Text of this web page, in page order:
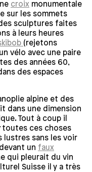
croix monumentale
sur les sommets
sculptures faites
à leurs heures
(rejetons
vélo avec une paire
des années 60,
des espaces
alpine et des
dans une dimension
Tout à coup il
toutes ces choses
lustres sans les voir
un faux
qui pleurait du vin
Suisse il y a très